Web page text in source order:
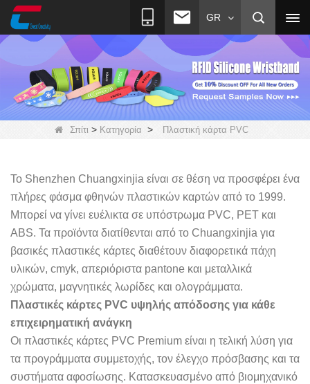
GR
Σπίτι > Κατηγορία > Πλαστική κάρτα PVC
Το Shenzhen Chuangxinjia είναι σε θέση να προσφέρει ένα
πλήρες φάσμα φθηνών πλαστικών καρτών από το 1999.
Μπορεί να γίνει ευέλικτα σε υπόστρωμα PVC, PET και
ABS. Τα προϊόντα διατίθενται από το Chuangxinjia για
βασικές πλαστικές κάρτες διαθέτουν διαφορετικά πάχη
υλικών, cmyk, απεριόριστα pantone και μεταλλικά
χρώματα, μαγνητικές λωρίδες και ολογράμματα.
Πλαστικές κάρτες PVC υψηλής απόδοσης για κάθε
επιχειρηματική ανάγκη
Οι πλαστικές κάρτες PVC Premium είναι η τελική λύση για
τα προγράμματα συμμετοχής, τον έλεγχο πρόσβασης και τα
συστήματα αφοσίωσης. Κατασκευασμένο από βιομηχανικό